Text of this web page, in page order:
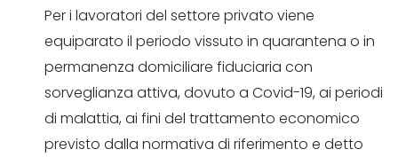
Per i lavoratori del settore privato viene
equiparato il periodo vissuto in quarantena o in
permanenza domiciliare fiduciaria con
sorveglianza attiva, dovuto a Covid-19, ai periodi
di malattia, ai fini del trattamento economico
previsto dalla normativa di riferimento e detto